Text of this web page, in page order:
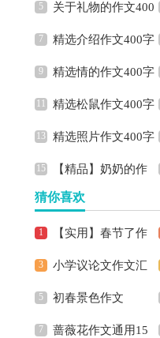
关于礼物的作文400
字集锦7篇
精选介绍作文400字
3篇 精选情的作文400字
四篇精选松鼠作文400字
三篇精选照片作文400字
三篇 【精品】奶奶的作
文400字3篇
猜你喜欢
【实用】春节了作
文400字4篇
小学议论文作文汇
编六篇
初春景色作文
蔷薇花作文通用15